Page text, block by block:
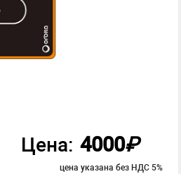
Цена: 4000₽
цена указана без НДС 5%